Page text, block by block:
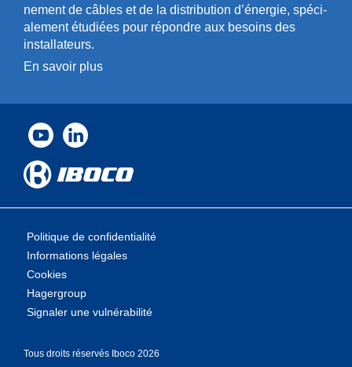
n­ement de câbles et de la distri­bution d’énergie, spéci­
a­l­ement étudiées pour répondre aux besoins des
installa­teurs.
En savoir plus
Politique de confidentialité
Informations légales
Cookies
Hagergroup
Signaler une vulnérabilité
Tous droits rése­rvés Iboco 2026